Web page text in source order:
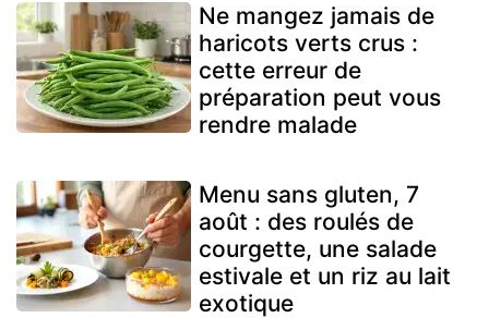
Ne mangez jamais de
haricots verts crus :
cette erreur de
préparation peut vous
rendre malade
Menu sans gluten, 7
août : des roulés de
courgette, une salade
estivale et un riz au lait
exotique